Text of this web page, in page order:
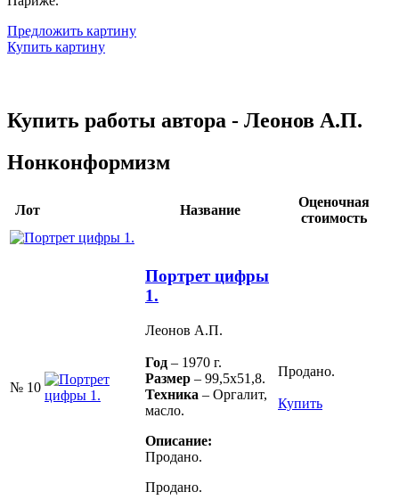
Предложить картину
Купить картину
Купить работы автора - Леонов А.П.
Нонконформизм
Лот Название
Оценочная
стоимость
№ 10
Портрет цифры
1.
Леонов А.П.
Год – 1970 г.
Размер – 99,5х51,8.
Техника – Оргалит,
масло.
Описание:
Продано.
Продано.
Продано.
Купить